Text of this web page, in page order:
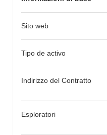
Sito web
Tipo de activo
Indirizzo del Contratto
Esploratori